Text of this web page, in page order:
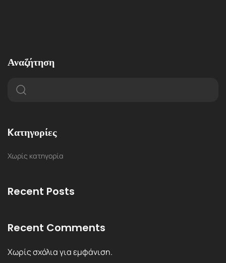
Αναζήτηση
Kατηγορίες
Χωρίς κατηγορία
Recent Posts
Recent Comments
Χωρίς σχόλια για εμφάνιση.